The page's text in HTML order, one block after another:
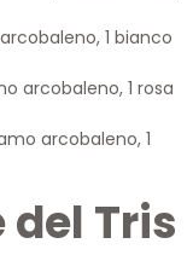
1 bianco
arcobaleno, 1 rosa
arcobaleno, 1
Tris